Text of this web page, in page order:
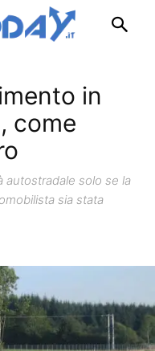
in
come
autostradale solo se la
sia stata